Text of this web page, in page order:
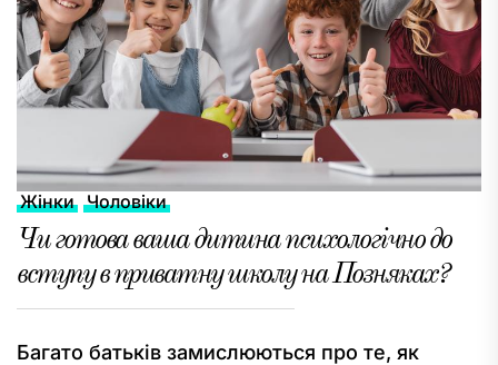
Жінки Чоловіки
Чи готова ваша дитина психологічно до
вступу в приватну школу на Позняках?
Багато батьків замислюються про те, як